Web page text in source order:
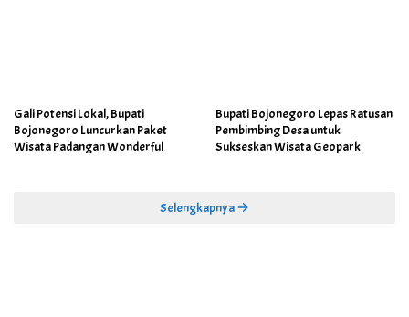
Gali Potensi Lokal, Bupati
Bojonegoro Luncurkan Paket
Wisata Padangan Wonderful
Bupati Bojonegoro Lepas Ratusan
Pembimbing Desa untuk
Sukseskan Wisata Geopark
Selengkapnya